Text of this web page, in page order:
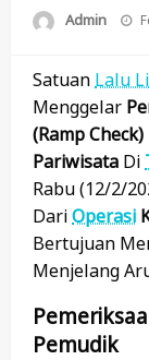
Admin
Satuan Lalu
Menggelar
(ramp Check)
Pariwisata Di
Rabu (12/2/
DariOperasi
Bertujuan
Menjelang
Pemudik